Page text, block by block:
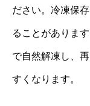
ださい。冷凍保
ることがありま
で自然解凍し、
すくなります。